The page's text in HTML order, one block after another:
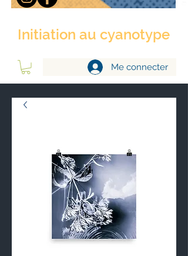
Initiation au cyanotype
Me connecter